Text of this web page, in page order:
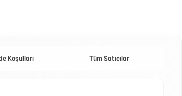
Koşulları Tüm Satıcılar